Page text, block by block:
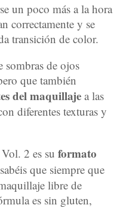
un poco más a la hora
correctamente y se
transición de color.
sombras de ojos
que también
del maquillaje a las
diferentes texturas y
2 es su formato
que siempre que
libre de
es sin gluten,